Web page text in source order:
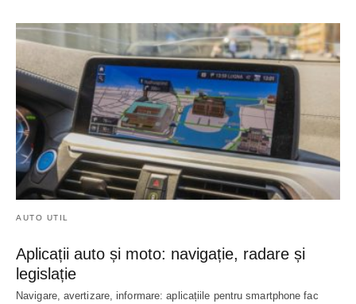
AUTO UTIL
Aplicații auto și moto: navigație, radare și
legislație
Navigare, avertizare, informare: aplicațiile pentru smartphone fac